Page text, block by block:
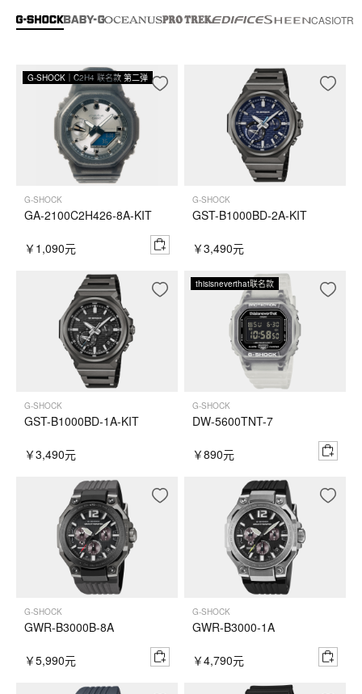
G-SHOCK｜C2H4 联名款 第二弹
G-SHOCK
GA-2100C2H426-8A-KIT
￥1,090元
G-SHOCK
GST-B1000BD-2A-KIT
￥3,490元
G-SHOCK
GST-B1000BD-1A-KIT
￥3,490元
thisisneverthat联名款
G-SHOCK
DW-5600TNT-7
￥890元
G-SHOCK
GWR-B3000B-8A
￥5,990元
G-SHOCK
GWR-B3000-1A
￥4,790元